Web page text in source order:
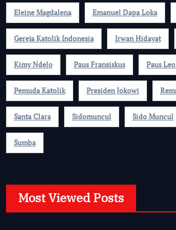
Eleine Magdalena Emanuel Dapa Loka
Gereja Katolik Indonesia Irwan Hidayat
Kimy Ndelo Paus Fransiskus Paus
Pemuda Katolik Presiden Jokowi
Santa Clara Sidomuncul Sido Muncul
Sumba
Most Viewed Posts